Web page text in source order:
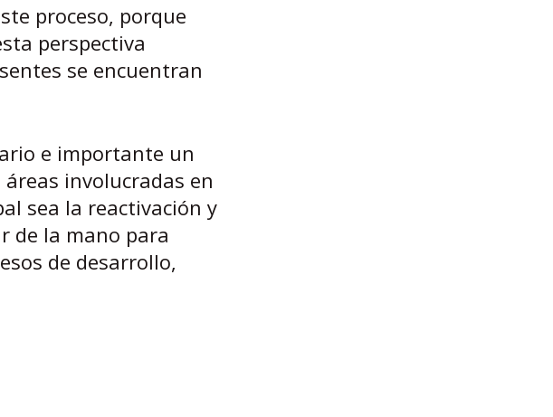
proceso, porque
perspectiva
se encuentran
e importante un
involucradas en
sea la reactivación y
de la mano para
de desarrollo,